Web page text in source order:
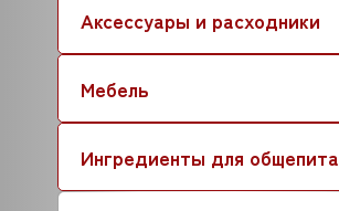
Аксессуары и расходники
Мебель
Ингредиенты для общепита